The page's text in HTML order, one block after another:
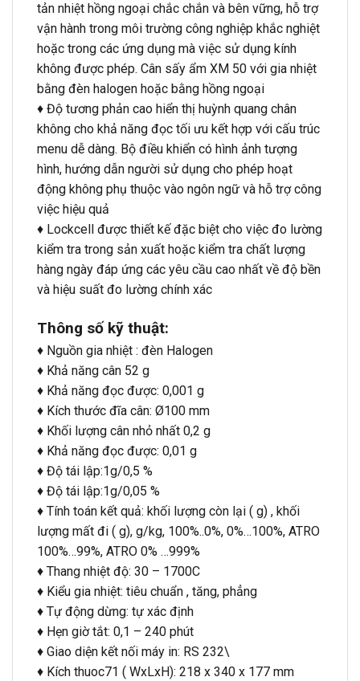
tản nhiệt hồng ngoại chắc chắn và bên vững, hỗ trợ
vận hành trong môi trường công nghiệp khắc nghiệt
hoặc trong các ứng dụng mà việc sử dụng kính
không được phép. Cân sấy ẩm XM 50 với gia nhiệt
bằng đèn halogen hoặc bằng hồng ngoại
♦ Độ tương phản cao hiển thị huỳnh quang chân
không cho khả năng đọc tối ưu kết hợp với cấu trúc
menu dễ dàng. Bộ điều khiển có hình ảnh tượng
hình, hướng dẫn người sử dụng cho phép hoạt
động không phụ thuộc vào ngôn ngữ và hỗ trợ công
việc hiệu quả
♦ Lockcell được thiết kế đặc biệt cho việc đo lường
kiểm tra trong sản xuất hoặc kiểm tra chất lượng
hàng ngày đáp ứng các yêu cầu cao nhất về độ bền
và hiệu suất đo lường chính xác
Thông số kỹ thuật:
♦ Nguồn gia nhiệt : đèn Halogen
♦ Khả năng cân 52 g
♦ Khả năng đọc được: 0,001 g
♦ Kích thước đĩa cân: Ø100 mm
♦ Khối lượng cân nhỏ nhất 0,2 g
♦ Khả năng đọc được: 0,01 g
♦ Độ tái lập:1g/0,5 %
♦ Độ tái lập:1g/0,05 %
♦ Tính toán kết quả: khối lượng còn lại ( g) , khối
lượng mất đi ( g), g/kg, 100%..0%, 0%…100%, ATRO
100%…99%, ATRO 0% …999%
♦ Thang nhiệt độ: 30 – 1700C
♦ Kiểu gia nhiệt: tiêu chuẩn , tăng, phẳng
♦ Tự động dừng: tự xác định
♦ Hẹn giờ tắt: 0,1 – 240 phút
♦ Giao diện kết nối máy in: RS 232\
♦ Kích thuoc71 ( WxLxH): 218 x 340 x 177 mm